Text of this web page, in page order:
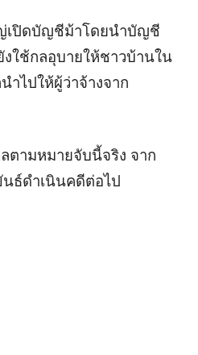
เปิดบัญชีม้าโดยนำบัญชี
ใช้กลอุบายให้ชาวบ้านใน
ำไปให้ผู้ว่าจ้างจาก
ตามหมายจับนี้จริง จาก
นธ์ดำเนินคดีต่อไป